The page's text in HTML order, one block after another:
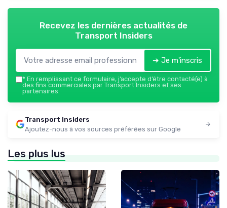
Recevez les dernières actualités de
Transport Insiders
➔ Je m'inscris
* En remplissant ce formulaire, j’accepte d’être contacté(e) à
des fins commerciales par Transport Insiders et ses
partenaires.
Transport Insiders
Ajoutez-nous à vos sources préférées sur Google
Les plus lus